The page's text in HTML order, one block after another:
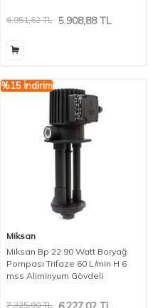
6.951,62TL 5.908,88TL
%15 İndirim
Miksan
Miksan Bp 22 90 Watt Boryağ
Pompası Trifaze 60 L/min H 6
mss Aliminyum Gövdeli
7.325,90TL